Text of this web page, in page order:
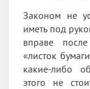
Законом не
иметь под
вправе
«листок
какие-либо
этого не